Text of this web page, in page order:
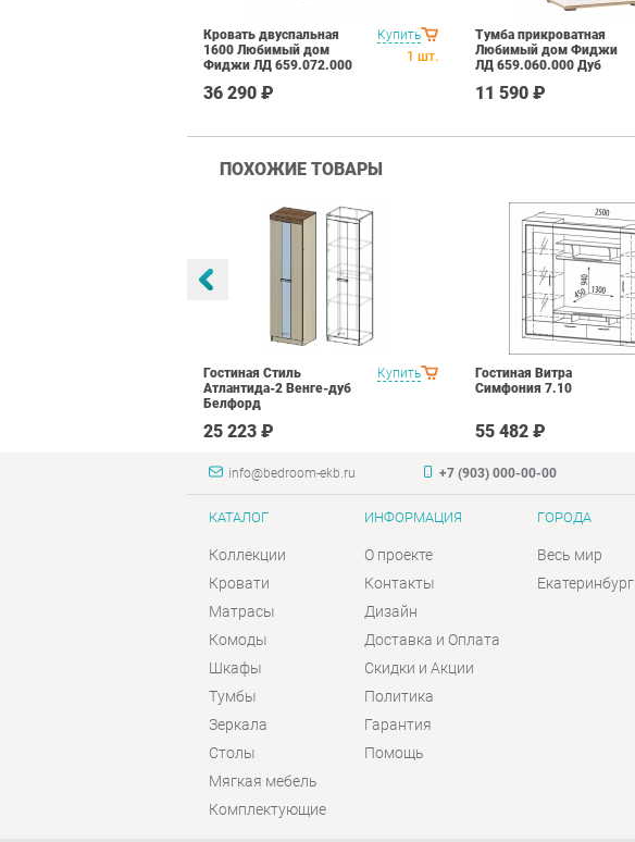
Купить
Кровать двуспальная
1600 Любимый дом
Фиджи ЛД 659.072.000
36 290 ₽
1 шт.
Тумба прикроватная
Любимый дом Фиджи
ЛД 659.060.000 Дуб
11 590 ₽
ПОХОЖИЕ ТОВАРЫ
Купить
Гостиная Стиль
Атлантида-2 Венге-дуб
Белфорд
25 223 ₽
Гостиная Витра
Симфония 7.10
55 482 ₽
info@bedroom-ekb.ru +7 (903) 000-00-00
КАТАЛОГ
Коллекции
Кровати
Матрасы
Комоды
Шкафы
Тумбы
Зеркала
Столы
Мягкая мебель
Комплектующие
ИНФОРМАЦИЯ
О проекте
Контакты
Дизайн
Доставка и Оплата
Скидки и Акции
Политика
Гарантия
Помощь
ГОРОДА
Весь мир
Екатеринбург